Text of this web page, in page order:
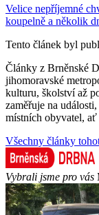
Velice nepříjemné
koupelně a několik
Tento článek byl
Články z Brněnské
jihomoravské
kulturu, školství až
zaměřuje na
místních obyvatel, ať
Všechny články
Vybrali jsme pro vás